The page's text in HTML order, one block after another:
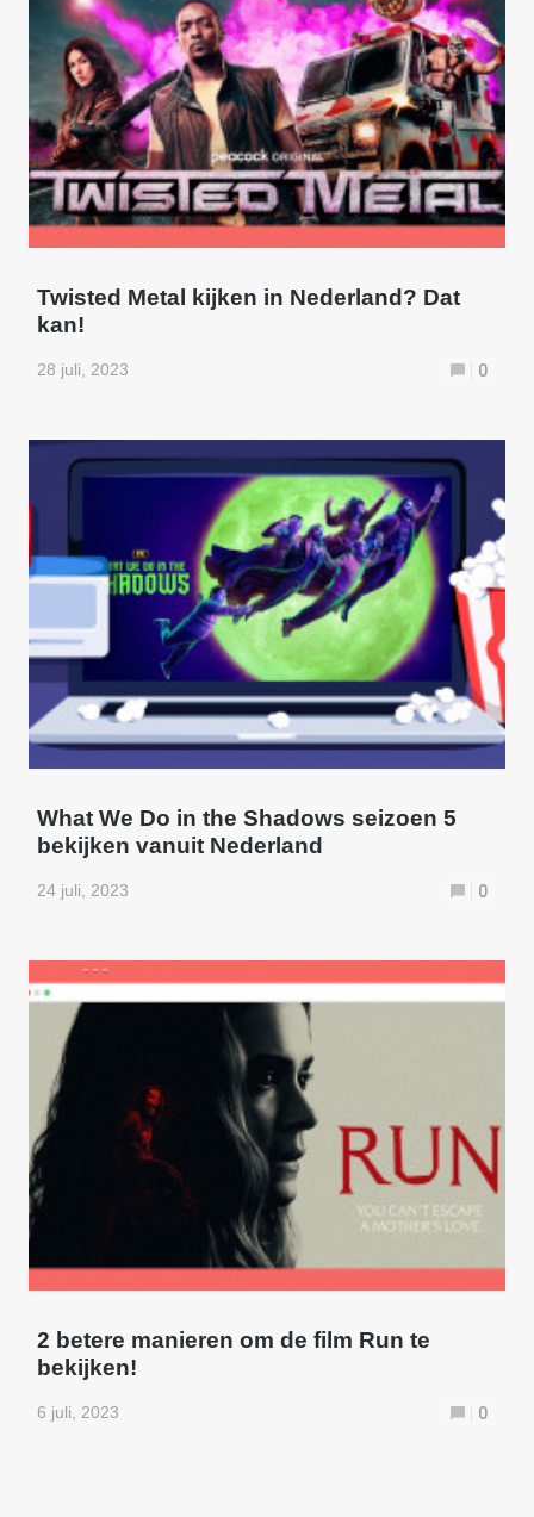
Twisted Metal kijken in Nederland? Dat
kan!
28 juli, 2023 0
What We Do in the Shadows seizoen 5
bekijken vanuit Nederland
24 juli, 2023 0
2 betere manieren om de film Run te
bekijken!
6 juli, 2023 0